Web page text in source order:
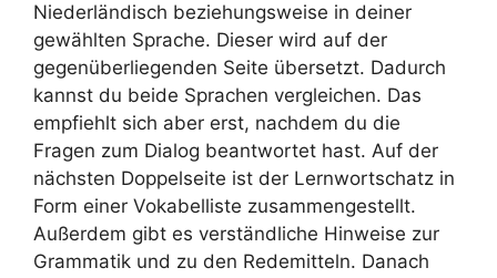
Niederländisch beziehungsweise in deiner
gewählten Sprache. Dieser wird auf der
gegenüberliegenden Seite übersetzt. Dadurch
kannst du beide Sprachen vergleichen. Das
empfiehlt sich aber erst, nachdem du die
Fragen zum Dialog beantwortet hast. Auf der
nächsten Doppelseite ist der Lernwortschatz in
Form einer Vokabelliste zusammengestellt.
Außerdem gibt es verständliche Hinweise zur
Grammatik und zu den Redemitteln. Danach